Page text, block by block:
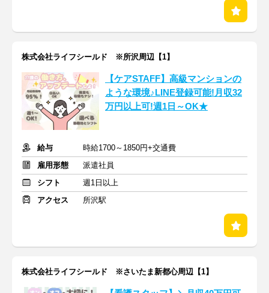
株式会社ライフシールド ※所沢周辺【1】
【ケアSTAFF】高級マンションの
ような環境♪LINE登録可能!月収32
万円以上可!週1日～OK★
給与
時給1700～1850円+交通費
雇用形態
派遣社員
シフト
週1日以上
アクセス
所沢駅
株式会社ライフシールド ※さいたま新都心周辺【1】